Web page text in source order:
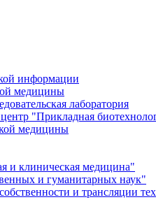
информации
медицины
лаборатория
"Прикладная
медицины
и клиническая медицина"
и гуманитарных наук"
и трансляции